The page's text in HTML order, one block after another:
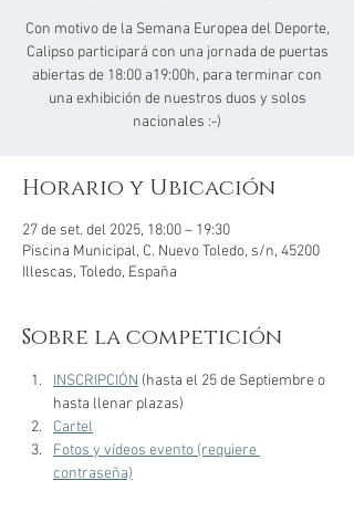
Con motivo de la Semana Europea del Deporte,
Calipso participará con una jornada de puertas
abiertas de 18:00 a19:00h, para terminar con
una exhibición de nuestros duos y solos
nacionales :-)
Horario y Ubicación
27 de set. del 2025, 18:00 – 19:30
Piscina Municipal, C. Nuevo Toledo, s/n, 45200
Illescas, Toledo, España
Sobre la competición
INSCRIPCIÓN (hasta el 25 de Septiembre o
hasta llenar plazas)
Cartel
Fotos y vídeos evento (requiere
contraseña)